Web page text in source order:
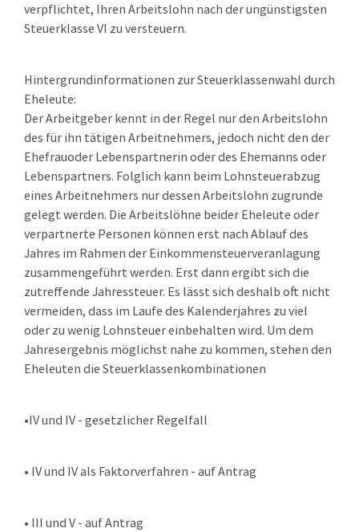
verpflichtet, Ihren Arbeitslohn nach der ungünstigsten
Steuerklasse VI zu versteuern.
Hintergrundinformationen zur Steuerklassenwahl durch
Eheleute:
Der Arbeitgeber kennt in der Regel nur den Arbeitslohn
des für ihn tätigen Arbeitnehmers, jedoch nicht den der
Ehefrauoder Lebenspartnerin oder des Ehemanns oder
Lebenspartners. Folglich kann beim Lohnsteuerabzug
eines Arbeitnehmers nur dessen Arbeitslohn zugrunde
gelegt werden. Die Arbeitslöhne beider Eheleute oder
verpartnerte Personen können erst nach Ablauf des
Jahres im Rahmen der Einkommensteuerveranlagung
zusammengeführt werden. Erst dann ergibt sich die
zutreffende Jahressteuer. Es lässt sich deshalb oft nicht
vermeiden, dass im Laufe des Kalenderjahres zu viel
oder zu wenig Lohnsteuer einbehalten wird. Um dem
Jahresergebnis möglichst nahe zu kommen, stehen den
Eheleuten die Steuerklassenkombinationen
•IV und IV - gesetzlicher Regelfall
• IV und IV als Faktorverfahren - auf Antrag
• III und V - auf Antrag